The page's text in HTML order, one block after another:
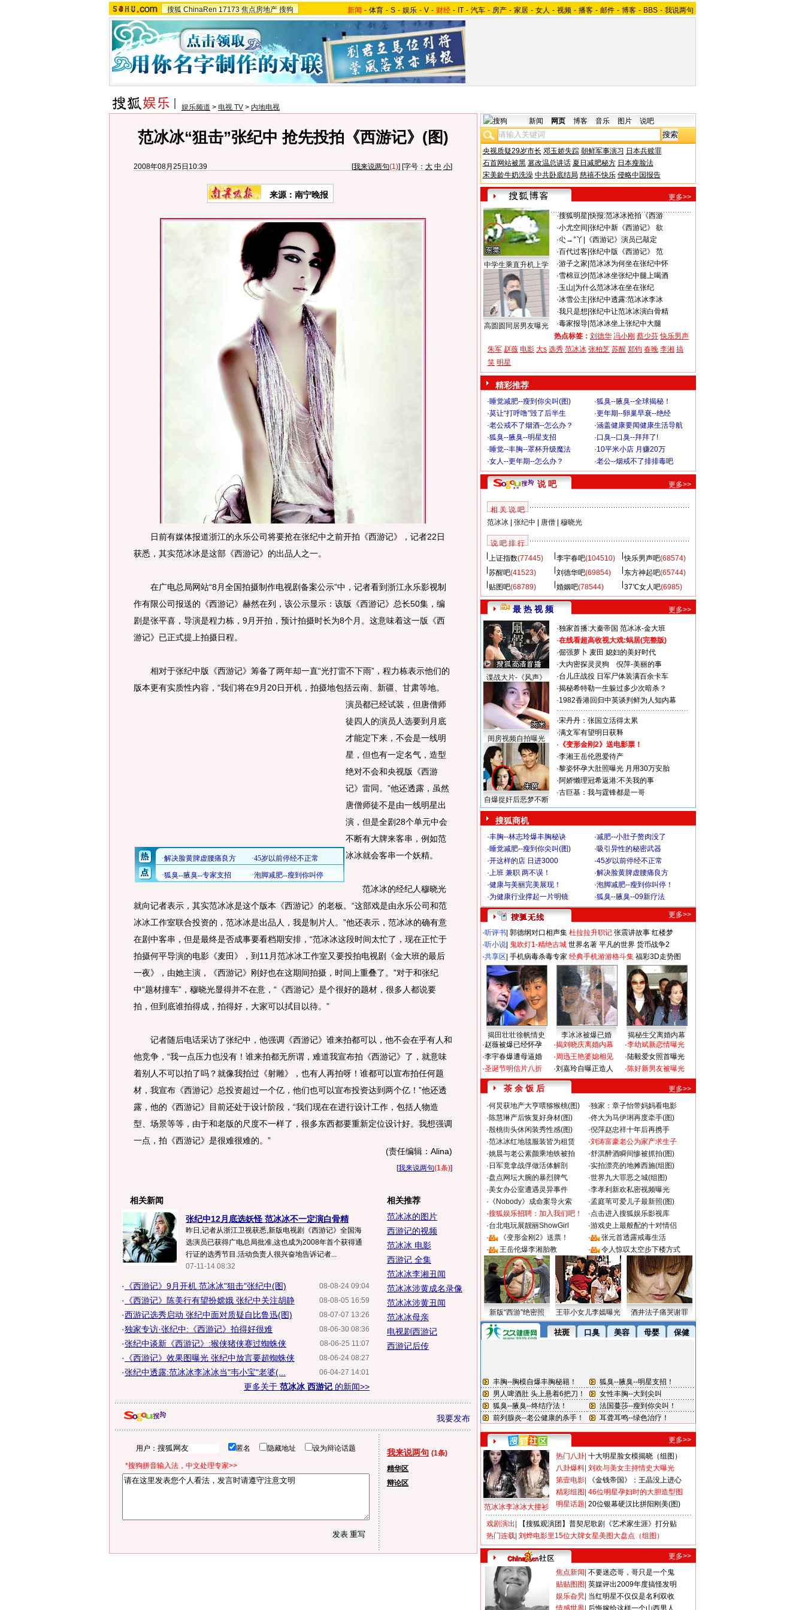
搜狐 ChinaRen 17173 焦点房地产 搜狗 新闻 - 体育 - S - 娱乐 - V - 财经 - IT - 汽车 - 房产 - 家居 - 女人 - 视频 - 播客 - 邮件 - 博客 - BBS - 我说两句
娱乐频道 > 电视 TV > 内地电视
范冰冰“狙击”张纪中 抢先投拍《西游记》(图)
2008年08月25日10:39 [我来说两句(1)] [字号： 大 中 小]
来源：南宁晚报
日前有媒体报道浙江的永乐公司将要抢在张纪中之前开拍《西游记》，记者22日
获悉，其实范冰冰是这部《西游记》的出品人之一。
在广电总局网站“8月全国拍摄制作电视剧备案公示”中，记者看到浙江永乐影视制
作有限公司报送的《西游记》赫然在列，该公示显示：该版《西游记》总长50集，编
剧是张平喜，导演是程力栋，9月开拍，预计拍摄时长为8个月。这意味着这一版《西
游记》已正式提上拍摄日程。
相对于张纪中版《西游记》筹备了两年却一直“光打雷不下雨”，程力栋表示他们的
版本更有实质性内容，“我们将在9月20日开机，拍摄地包括云南、新疆、甘肃等地。
演员都已经试装，但唐僧师
徒四人的演员人选要到月底
才能定下来，不会是一线明
星，但也有一定名气，造型
绝对不会和央视版《西游
记》雷同。”他还透露，虽然
唐僧师徒不是由一线明星出
演，但是全剧28个单元中会
不断有大牌来客串，例如范
冰冰就会客串一个妖精。
范冰冰的经纪人穆晓光
就向记者表示，其实范冰冰是这个版本《西游记》的老板。“这部戏是由永乐公司和范
冰冰工作室联合投资的，范冰冰是出品人，我是制片人。”他还表示，范冰冰的确有意
在剧中客串，但是最终是否成事要看档期安排，“范冰冰这段时间太忙了，现在正忙于
拍摄何平导演的电影《麦田》，到11月范冰冰工作室又要投拍电视剧《金大班的最后
一夜》，由她主演，《西游记》刚好也在这期间拍摄，时间上重叠了。”对于和张纪
中“题材撞车”，穆晓光显得并不在意，“《西游记》是个很好的题材，很多人都说要
拍，但到底谁拍得成，拍得好，大家可以拭目以待。”
记者随后电话采访了张纪中，他强调《西游记》谁来拍都可以，他不会在乎有人和
他竞争，“我一点压力也没有！谁来拍都无所谓，难道我宣布拍《西游记》了，就意味
着别人不可以拍了吗？就像我拍过《射雕》，也有人再拍呀！谁都可以宣布拍任何题
材，我宣布《西游记》总投资超过一个亿，他们也可以宣布投资达到两个亿！”他还透
露，他的《西游记》目前还处于设计阶段，“我们现在在进行设计工作，包括人物造
型、场景等等，由于和老版的尺度不一样了，很多东西都要重新定位设计好。我想强调
一点，拍《西游记》是很难很难的。”
(责任编辑：Alina)
[我来说两句(1条)]
相关新闻
张纪中12月底选妖怪 范冰冰不一定演白骨精
昨日,记者从浙江卫视获悉,新版电视剧《西游记》全国海
选演员已获得广电总局批准,这也成为2008年首个获得通
行证的选秀节目.活动负责人很兴奋地告诉记者...
07-11-14 08:32
08-08-24 09:04
· 《西游记》9月开机 范冰冰"狙击"张纪中(图)
08-08-05 16:59
· 《西游记》陈美行有望扮嫦娥 张纪中关注胡静
08-07-07 13:26
·西游记选秀启动 张纪中面对质疑自比鲁迅(图)
08-06-30 08:36
·独家专访·张纪中:《西游记》拍得好很难
08-06-25 11:07
·张纪中谈新《西游记》:猴侠猪侠赛过蜘蛛侠
08-06-24 08:27
· 《西游记》效果图曝光 张纪中放言要超蜘蛛侠
06-04-27 14:01
·张纪中透露:范冰冰李冰冰当"韦小宝"老婆(...
更多关于 范冰冰 西游记 的新闻>>
相关推荐
范冰冰的图片
西游记的视频
范冰冰 电影
西游记 全集
范冰冰李湘丑闻
范冰冰涉黄成名录像
范冰冰涉黄丑闻
范冰冰母亲
电视剧西游记
西游记后传
我要发布
用户： 匿名 隐藏地址 设为辩论话题
*搜狗拼音输入法，中文处理专家>>
我来说两句 (1条)
精华区
辩论区
新闻 网页 博客 音乐 图片 说吧
央视质疑29岁市长 邓玉娇失踪 朝鲜军事演习 日本兵赎罪
石首网站被黑 篡改温总讲话 夏日减肥秘方 日本瘦脸法
宋美龄牛奶洗澡 中共卧底结局 慈禧不快乐 侵略中国报告
更多>>
中学生乘直升机上学
高圆圆同居男友曝光
·搜狐明星 |快报:范冰冰抢拍《西游
·小尤空间 张纪中新《西游记》 欲
·尐→°丫
《西游记》演员已敲定
·百代过客| 张纪中版《西游记》 范
·游子之家 范冰冰为何坐在张纪中怀
·雪棉豆沙| 范冰冰坐张纪中腿上喝酒
·玉山 为什么范冰冰在坐在张纪
·冰雪公主 张纪中透露:范冰冰李冰
·我只是想 张纪中让范冰冰演白骨精
·毒家报导| 范冰冰坐上张纪中大腿
热点标签： 刘德华 冯小刚 蔡少芬 快乐男声
朱军 赵薇 电影 大s 选秀 范冰冰 张柏芝 苏醒 郑钧 春晚 李湘 搞
笑 明星
精彩推荐
·睡觉减肥--瘦到你尖叫(图) ·狐臭--腋臭--全球揭秘！
·莫让“打呼噜”毁了后半生 ·更年期--卵巢早衰--绝经
·老公戒不了烟酒--怎么办？ ·涵盖健康要闻健康生活导航
·狐臭--腋臭--明星支招 ·口臭--口臭--拜拜了!
·睡觉--丰胸--罩杯升级魔法 ·10平米小店 月赚20万
·女人--更年期--怎么办？ ·老公--烟戒不了排排毒吧
说 吧 更多>>
相 关 说 吧
范冰冰| 张纪中 唐僧| 穆晓光
说 吧 排 行
上证指数(77445) 李宇春吧(104510) 快乐男声吧(68574)
苏醒吧(41523) 刘德华吧(69854) 东方神起吧(65744)
贴图吧(68789) 婚姻吧(78544) 37℃女人吧(6985)
最 热 视 频 更多>>
谍战大片-《风声》
闺房视频自拍曝光
自爆捉奸后恶梦不断
·独家首播:大秦帝国 范冰冰-金大班
·在线看超高收视大戏:蜗居(完整版)
·倔强萝卜 麦田 媳妇的美好时代
·大内密探灵灵狗
倪萍-美丽的事
·台儿庄战役 日军尸体装满百余卡车
·揭秘希特勒一生躲过多少次暗杀？
·1982香港回归中英谈判鲜为人知内幕
·宋丹丹：张国立活得太累
·满文军有望明日获释
· 《变形金刚2》送电影票！
·李湘王岳伦恩爱待产
·黎姿怀孕大肚照曝光 月用30万安胎
·阿娇懒理冠希返港:不关我的事
·古巨基：我与霆锋都是一哥
搜狐商机
·丰胸--林志玲爆丰胸秘诀 ·减肥--小肚子赘肉没了
·睡觉减肥--瘦到你尖叫(图) ·吸引异性的秘密武器
·开这样的店 日进3000 ·45岁以前停经不正常
·上班 兼职 两不误！ ·解决脸黄脾虚腰痛良方
·健康与美丽完美展现！ ·泡脚减肥--瘦到你叫停！
·为健康行业撑起一片明镜 ·狐臭--腋臭--09新疗法
更多>>
·听评书 郭德纲对口相声集 杜拉拉升职记 张震讲故事 红楼梦
·听小说 鬼吹灯1-精绝古城 世界名著 平凡的世界 货币战争2
·共享区 手机病毒杀毒专家 经典手机游游格斗集 福彩3D走势图
揭田壮壮徐帆情史 李冰冰被爆已婚
揭秘生父离婚内幕
·赵薇被爆已经怀孕
·李宇春爆遭母逼婚
·圣诞节明信片八折
·揭刘晓庆离婚内幕
·周迅王艳婆媳相见
·刘嘉玲自曝正造人
·李幼斌新恋情曝光
·陆毅爱女照首曝光
·陈好新男友被曝光
茶 余 饭 后
更多>>
·何炅获地产大亨喂猕猴桃(图) ·独家：章子怡带妈妈看电影
·陈慧琳产后恢复好身材(图) ·佟大为马伊琍再度牵手(图)
·殷桃街头休闲装秀性感(图) ·倪萍赵忠祥十年后再携手
·范冰冰红地毯服装皆为租赁 ·刘涛富豪老公为家产求生子
·姚晨与老公素颜乘地铁被拍 ·舒淇醉酒瞬间惨被抓拍(图)
· 日军竟拿战俘做活体解剖 ·实拍漂亮的地摊西施(组图)
·盘点网坛大腕的暴烈脾气 ·世界九大罪恶之城(组图)
·美女办公室遭遇灵异事件 ·李孝利新欢私密视频曝光
· 《Nobody》成命案导火索 ·孟庭苇可爱儿子最新照(图)
·搜狐娱乐招聘：加入我们吧！ ·点击进入搜狐娱乐影视库
·台北电玩展靓丽ShowGirl ·游戏史上最般配的十对情侣
·
《变形金刚2》送票！ ·
张元首透露戒毒生活
·
王岳伦爆李湘胎教 · 令人惊叹太空步下楼方式
新版“西游”绝密照 王菲小女儿李嫣曝光 酒井法子痛哭谢罪
更多>>
范冰冰李冰冰大撞衫
热门八卦 十大明星脸女模揭晓（组图）
八卦爆料 刘欢与美女主持情史大曝光
第壹电影
《金钱帝国》：王晶没上进心
精彩组图 46位明星孕妇时的大胆造型图
明星话题 20位银幕硬汉比拼阳刚美(图)
戏剧演出
【搜狐观演团】普契尼歌剧《艺术家生涯》打分贴
热门连载 刘烨电影里15位大牌女星美图大盘点（组图）
更多>>
焦点新闻 不要迷恋哥，哥只是一个鬼
贴贴图图 英媒评出2009年度搞怪发明
娱乐旮旯 当红明星不仅仅是名利双收
情感世界 后悔嫁给这样一个山西男人